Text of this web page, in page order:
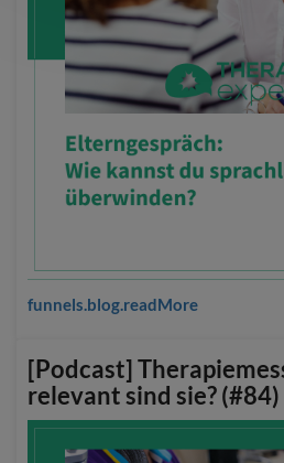
funnels.blog.readMore
[Podcast]
relevant sind sie? (#84)